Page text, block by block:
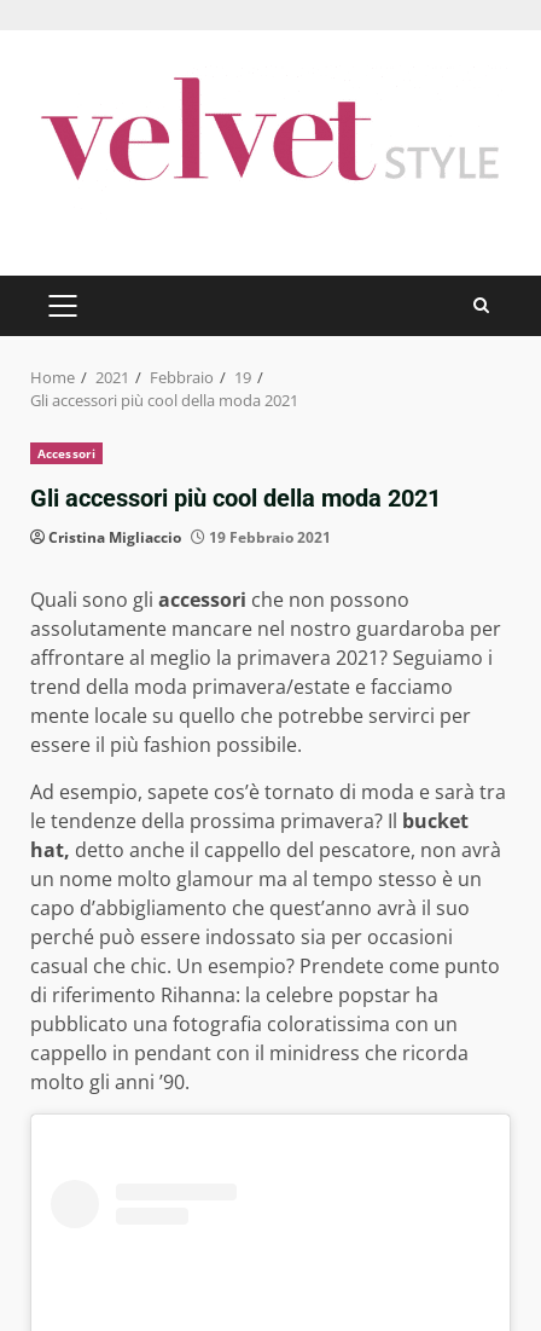
PRIMARY
MENU
Home 2021 Febbraio
19
Gli accessori più cool della moda 2021
Accessori
Gli accessori più cool della moda 2021
Cristina Migliaccio 19 Febbraio 2021
Quali sono gli accessori che non possono
assolutamente mancare nel nostro guardaroba per
affrontare al meglio la primavera 2021? Seguiamo i
trend della moda primavera/estate e facciamo
mente locale su quello che potrebbe servirci per
essere il più fashion possibile.
Ad esempio, sapete cos’è tornato di moda e sarà tra
le tendenze della prossima primavera? Il bucket
hat, detto anche il cappello del pescatore, non avrà
un nome molto glamour ma al tempo stesso è un
capo d’abbigliamento che quest’anno avrà il suo
perché può essere indossato sia per occasioni
casual che chic. Un esempio? Prendete come punto
di riferimento Rihanna: la celebre popstar ha
pubblicato una fotografia coloratissima con un
cappello in pendant con il minidress che ricorda
molto gli anni ’90.